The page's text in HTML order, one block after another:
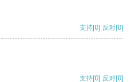
支持[0] 反对[0]
支持[0] 反对[0]